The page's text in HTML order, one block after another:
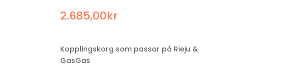
2.685,00kr
Kopplingskorg som passar på Rieju &
GasGas